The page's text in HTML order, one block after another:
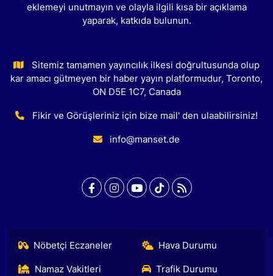
eklemeyi unutmayın ve olayla ilgili kısa bir açıklama
yaparak, katkıda bulunun.
Sitemiz tamamen yayıncılık ilkesi doğrultusunda olup
kar amacı gütmeyen bir haber yayın platformudur, Toronto,
ON D5E 1C7, Canada
Fikir ve Görüşleriniz için bize mail' den ulaabilirsiniz!
info@manset.de
Nöbetçi Eczaneler Hava Durumu
Namaz Vakitleri Trafik Durumu